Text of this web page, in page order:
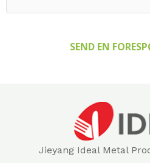
SEND EN
Jieyang Ideal Metal